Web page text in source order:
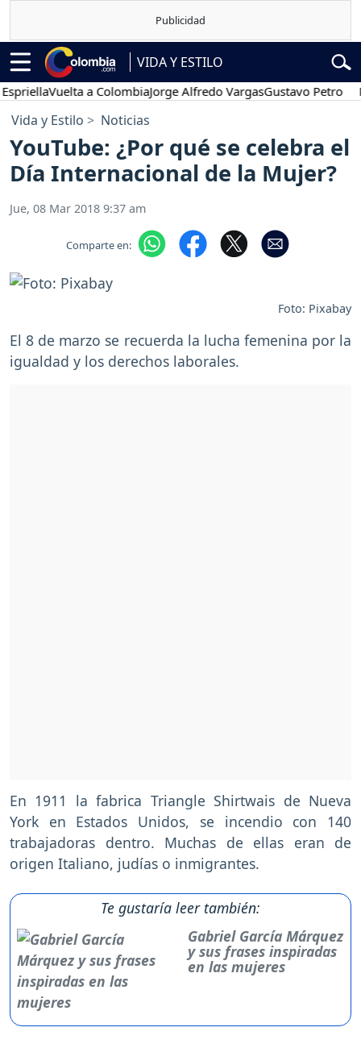
VIDA Y ESTILO
Vuelta a ColombiaJorge Alfredo VargasGustavo Petro
Vida y Estilo Noticias
YouTube: ¿Por qué se celebra el
Día Internacional de la Mujer?
Jue, 08 Mar 2018 9:37 am
Comparte en:
Foto: Pixabay
El 8 de marzo se recuerda la lucha femenina por la
igualdad y los derechos laborales.
En 1911 la fabrica Triangle Shirtwais de Nueva
York en Estados Unidos, se incendio con 140
trabajadoras dentro. Muchas de ellas eran de
origen Italiano, judías o inmigrantes.
Te gustaría leer también:
Gabriel García Márquez
y sus frases inspiradas
en las mujeres